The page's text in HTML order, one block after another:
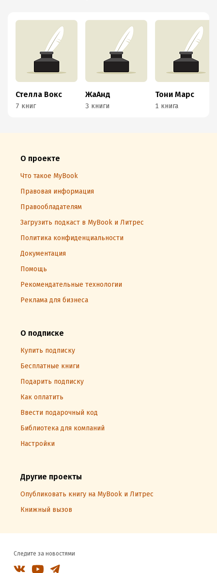
Стелла Вокс
7 книг
ЖаАнд
3 книги
Тони Марс
1 книга
О проекте
Что такое MyBook
Правовая информация
Правообладателям
Загрузить подкаст в MyBook и Литрес
Политика конфиденциальности
Документация
Помощь
Рекомендательные технологии
Реклама для бизнеса
О подписке
Купить подписку
Бесплатные книги
Подарить подписку
Как оплатить
Ввести подарочный код
Библиотека для компаний
Настройки
Другие проекты
Опубликовать книгу на MyBook и Литрес
Книжный вызов
Следите за новостями